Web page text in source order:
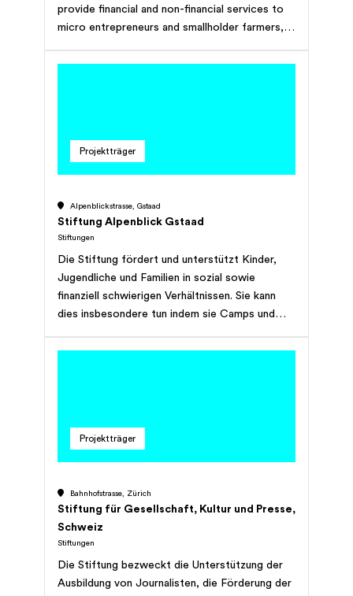
provide financial and non-financial services to
micro entrepreneurs and smallholder farmers,
self-sustainability.
Projektträger
Alpenblickstrasse, Gstaad
Stiftung Alpenblick Gstaad
Stiftungen
Die Stiftung fördert und unterstützt Kinder,
Jugendliche und Familien in sozial sowie
finanziell schwierigen Verhältnissen. Sie kann
dies insbesondere tun indem sie Camps und
Förderimpulsen anbietet; Schulungskurse,
Menschen mit Migrationshintergrund
Menschen und Familien Schulden- und
Budgetberatung erbringt; betreute
Wohnangebote für Menschen in besonderen
familiären oder persönlichen
Herausforderungen und für Menschen mit
psychischen oder körperlichen
Projektträger
Bahnhofstrasse, Zürich
Stiftung für Gesellschaft, Kultur und Presse,
Schweiz
Stiftungen
Die Stiftung bezweckt die Unterstützung der
Ausbildung von Journalisten, die Förderung der